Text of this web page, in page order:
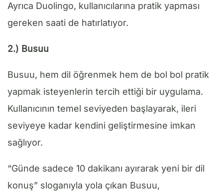
Ayrıca Duolingo, kullanıcılarına pratik yapması
gereken saati de hatırlatıyor.
2.) Busuu
Busuu, hem dil öğrenmek hem de bol bol pratik
yapmak isteyenlerin tercih ettiği bir uygulama.
Kullanıcının temel seviyeden başlayarak, ileri
seviyeye kadar kendini geliştirmesine imkan
sağlıyor.
“Günde sadece 10 dakikanı ayırarak yeni bir dil
konuş” sloganıyla yola çıkan Busuu,